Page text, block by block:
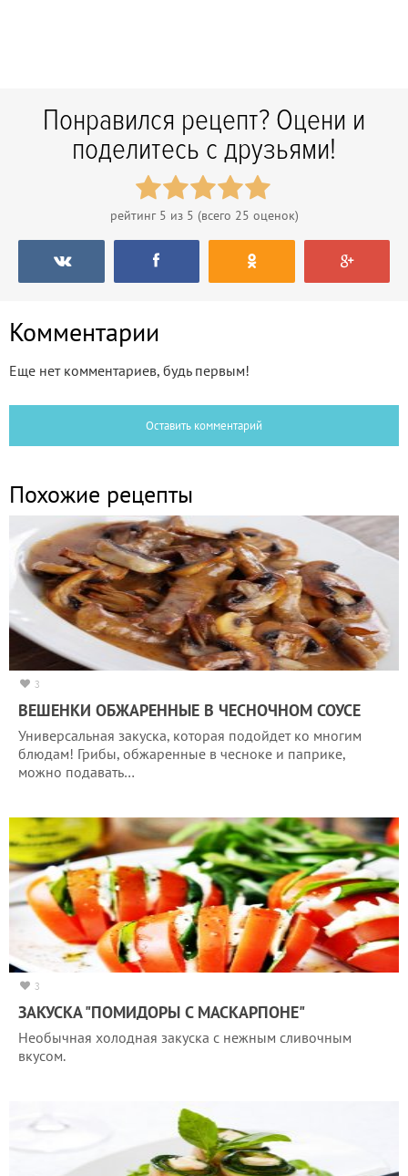
Понравился рецепт? Оцени и
поделитесь с друзьями!
рейтинг 5 из 5 (всего 25 оценок)
Комментарии
Еще нет комментариев, будь первым!
Оставить комментарий
Похожие рецепты
3
ВЕШЕНКИ ОБЖАРЕННЫЕ В ЧЕСНОЧНОМ СОУСЕ
Универсальная закуска, которая подойдет ко многим
блюдам! Грибы, обжаренные в чесноке и паприке,
можно подавать…
3
ЗАКУСКА "ПОМИДОРЫ С МАСКАРПОНЕ"
Необычная холодная закуска с нежным сливочным
вкусом.